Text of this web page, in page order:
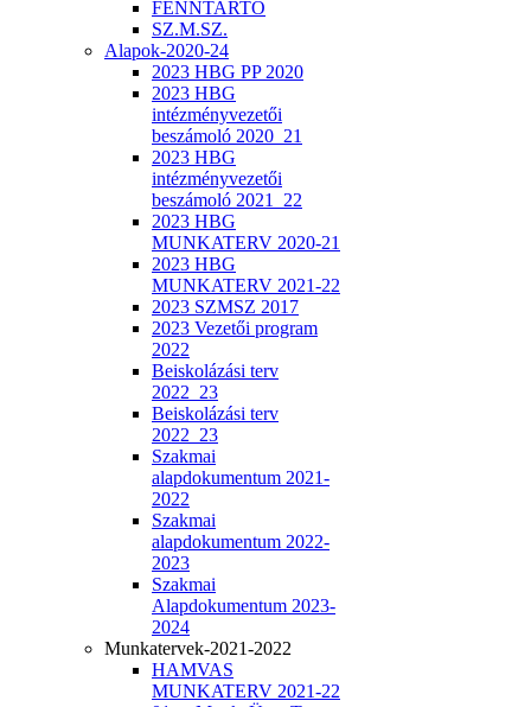
FENNTARTÓ
SZ.M.SZ.
Alapok-2020-24
2023 HBG PP 2020
2023 HBG
intézményvezetői
beszámoló 2020_21
2023 HBG
intézményvezetői
beszámoló 2021_22
2023 HBG
MUNKATERV 2020-21
2023 HBG
MUNKATERV 2021-22
2023 SZMSZ 2017
2023 Vezetői program
2022
Beiskolázási terv
2022_23
Beiskolázási terv
2022_23
Szakmai
alapdokumentum 2021-
2022
Szakmai
alapdokumentum 2022-
2023
Szakmai
Alapdokumentum 2023-
2024
Munkatervek-2021-2022
HAMVAS
MUNKATERV 2021-22